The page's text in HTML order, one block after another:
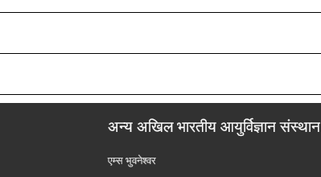
अन्य अखिल भारतीय आयुर्विज्ञान संस्थान
एम्‍स भुवनेश्वर